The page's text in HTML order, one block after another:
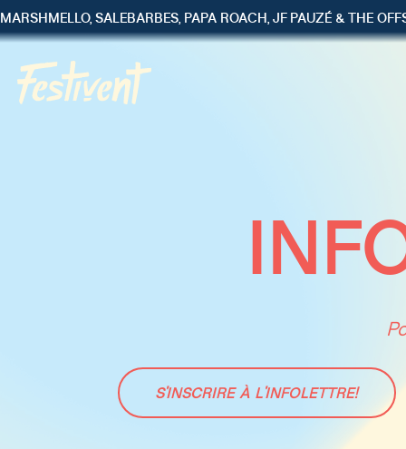
MARSHMELLO, SALEBARBES, PAPA ROACH, JF PAUZÉ & THE
S'INSCRIRE À L'INFOLETTRE!